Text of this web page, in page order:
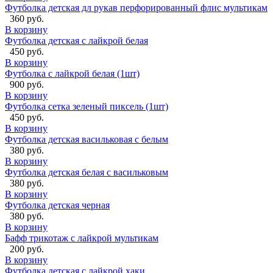
Футболка детская дл рукав перфорированный флис мультикам
360 руб.
В корзину
Футболка детская с лайкрой белая
450 руб.
В корзину
Футболка с лайкрой белая (1шт)
900 руб.
В корзину
Футболка сетка зеленый пиксель (1шт)
450 руб.
В корзину
Футболка детская васильковая с белым
380 руб.
В корзину
Футболка детская белая с васильковым
380 руб.
В корзину
Футболка детская черная
380 руб.
В корзину
Бафф трикотаж с лайкрой мультикам
200 руб.
В корзину
Футболка детская с лайкрой хаки